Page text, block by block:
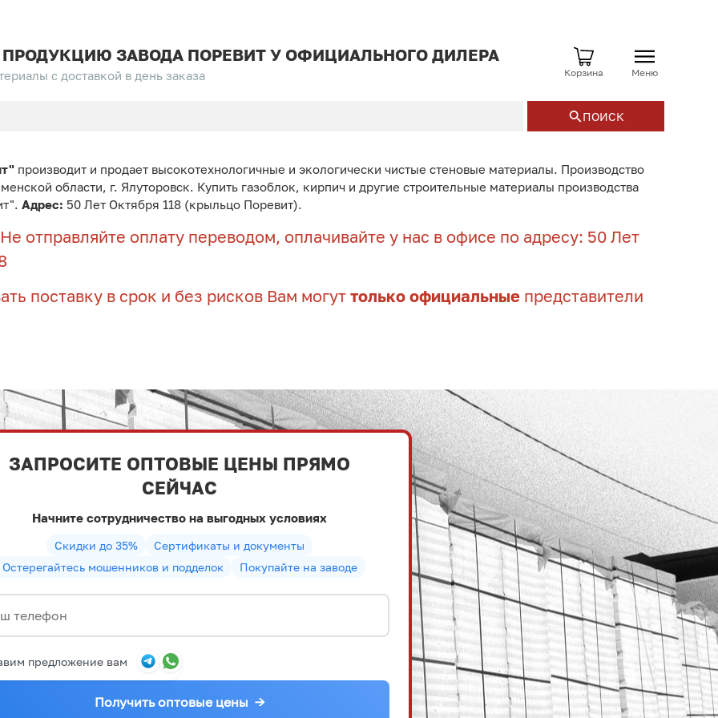
ЗАВОДА ПОРЕВИТ У ОФИЦИАЛЬНОГО ДИЛЕРА
с доставкой в день заказа Корзина Меню
ПОИСК
производит и продает высокотехнологичные и экологически чистые стеновые материалы. Производство
области, г. Ялуторовск. Купить газоблок, кирпич и другие строительные материалы производства
Адрес: 50 Лет Октября 118 (крыльцо Поревит).
отправляйте оплату переводом, оплачивайте у нас в офисе по адресу: 50 Лет
поставку в срок и без рисков Вам могут только официальные представители
ЗАПРОСИТЕ ОПТОВЫЕ ЦЕНЫ ПРЯМО
СЕЙЧАС
Начните сотрудничество на выгодных условиях
Скидки до 35%
Сертификаты и документы
Остерегайтесь мошенников и подделок
Покупайте на заводе
предложение вам
Получить оптовые цены →